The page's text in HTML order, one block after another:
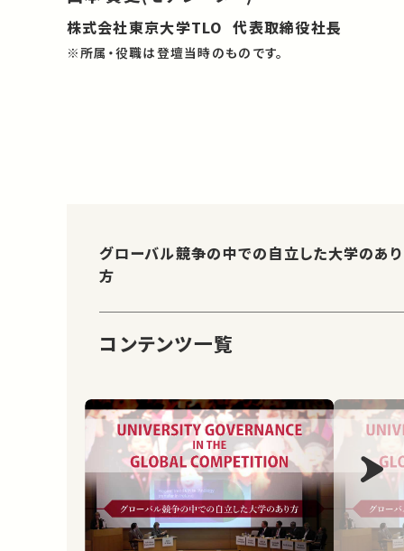
株式会社東京大学TLO 代表取締役社長
※所属・役職は登壇当時のものです。
グローバル競争の中での自立した大学のあり
方
コンテンツ一覧